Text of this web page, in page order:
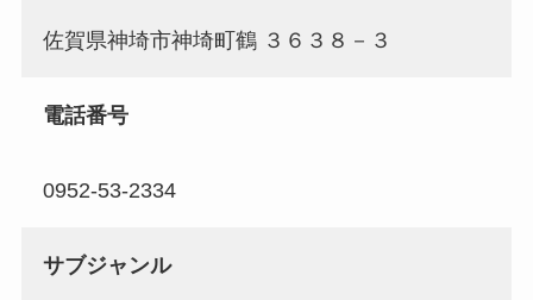
佐賀県神埼市神埼町鶴 ３６３８－３
電話番号
0952-53-2334
サブジャンル